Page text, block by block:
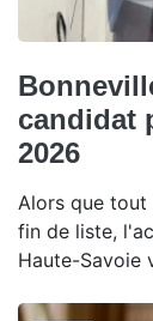
candidat
2026
Alors que tout
fin de liste,
Haute-Savoie